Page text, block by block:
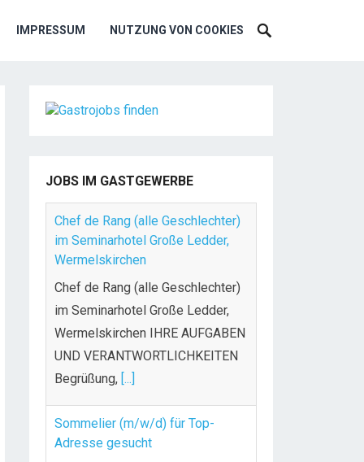
IMPRESSUM NUTZUNG VON COOKIES
JOBS IM GASTGEWERBE
Chef de Rang (alle Geschlechter)
im Seminarhotel Große Ledder,
Wermelskirchen
Chef de Rang (alle Geschlechter)
im Seminarhotel Große Ledder,
Wermelskirchen IHRE AUFGABEN
UND VERANTWORTLICHKEITEN
Begrüßung, [...]
Sommelier (m/w/d) für Top-
Adresse gesucht